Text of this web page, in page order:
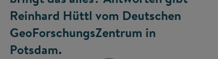
Reinhard Hüttl vom Deutschen
GeoForschungsZentrum in
Potsdam.